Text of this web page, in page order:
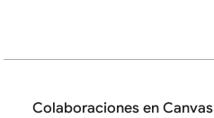
Colaboraciones en Canvas